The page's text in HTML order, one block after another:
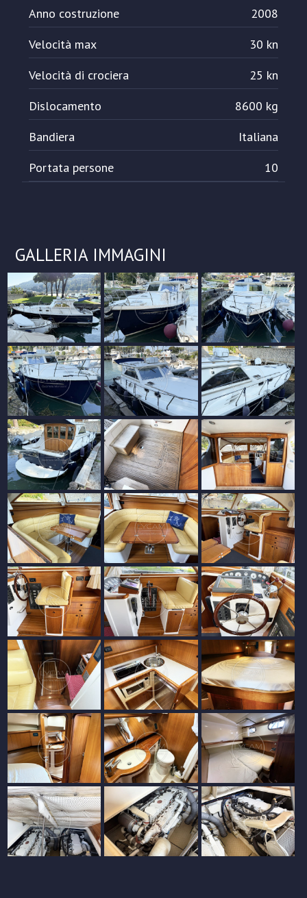
Anno costruzione
2008
Velocità max
30 kn
Velocità di crociera
25 kn
Dislocamento
8600 kg
Bandiera
Italiana
Portata persone
10
GALLERIA IMMAGINI